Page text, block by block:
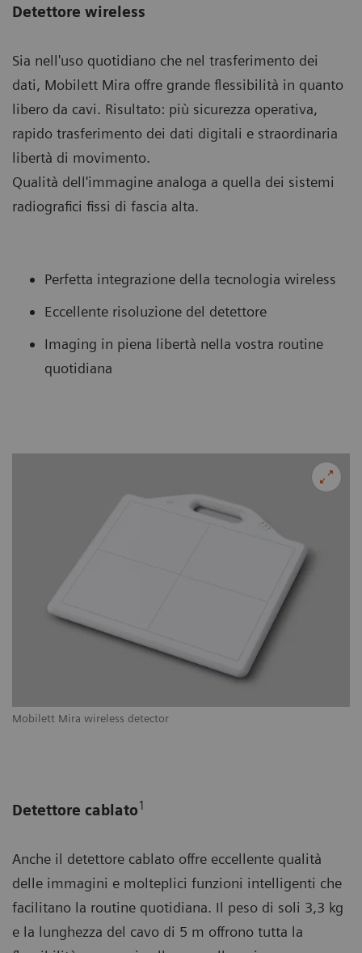
Mobilett Mira wireless detector
Detettore wireless
Sia nell'uso quotidiano che nel trasferimento dei
dati, Mobilett Mira offre grande flessibilità in quanto
libero da cavi. Risultato: più sicurezza operativa,
rapido trasferimento dei dati digitali e straordinaria
libertà di movimento.
Qualità dell'immagine analoga a quella dei sistemi
radiografici fissi di fascia alta.
Perfetta integrazione della tecnologia wireless
Eccellente risoluzione del detettore
Imaging in piena libertà nella vostra routine
quotidiana
Detettore cablato1
Anche il detettore cablato offre eccellente qualità
delle immagini e molteplici funzioni intelligenti che
facilitano la routine quotidiana. Il peso di soli 3,3 kg
e la lunghezza del cavo di 5 m offrono tutta la